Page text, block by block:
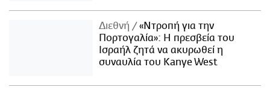
Διεθνή
«Ντροπή για την
Πορτογαλία»: Η πρεσβεία του
Ισραήλ ζητά να ακυρωθεί η
συναυλία του Kanye West